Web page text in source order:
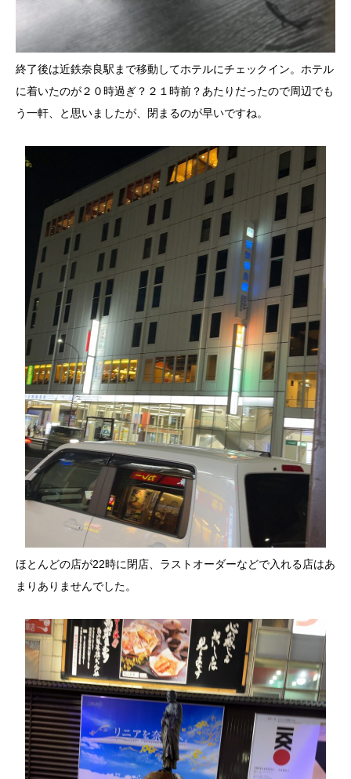
終了後は近鉄奈良駅まで移動してホテルにチェックイン。ホテル
に着いたのが２０時過ぎ？２１時前？あたりだったので周辺でも
う一軒、と思いましたが、閉まるのが早いですね。
ほとんどの店が22時に閉店、ラストオーダーなどで入れる店はあ
まりありませんでした。